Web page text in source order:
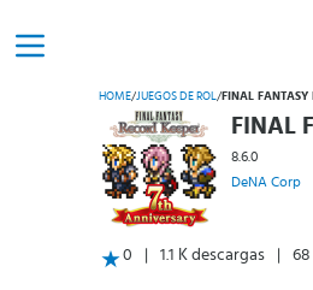
HOME/JUEGOS DE ROL/
FINAL
8.6.0
DeNA Corp
0 1.1 K descargas 68